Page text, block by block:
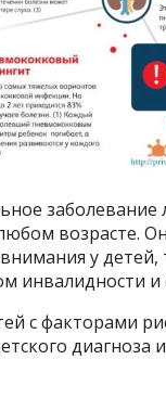
заболевание
возрасте.
у детей,
инвалидности и
с факторами